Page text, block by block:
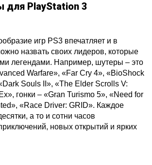
для PlayStation 3
игр PS3 впечатляет и в
назвать своих лидеров, которые
легендами. Например, шутеры – это
Warfare», «Far Cry 4», «BioShock
Souls II», «The Elder Scrolls V:
гонки – «Gran Turismo 5», «Need for
«Race Driver: GRID». Каждое
а то и сотни часов
новых открытий и ярких